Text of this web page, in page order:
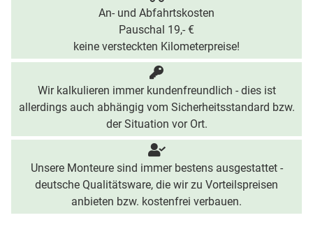
An- und Abfahrtskosten
Pauschal 19,- €
keine versteckten Kilometerpreise!
Wir kalkulieren immer kundenfreundlich - dies ist
allerdings auch abhängig vom Sicherheitsstandard bzw.
der Situation vor Ort.
Unsere Monteure sind immer bestens ausgestattet -
deutsche Qualitätsware, die wir zu Vorteilspreisen
anbieten bzw. kostenfrei verbauen.